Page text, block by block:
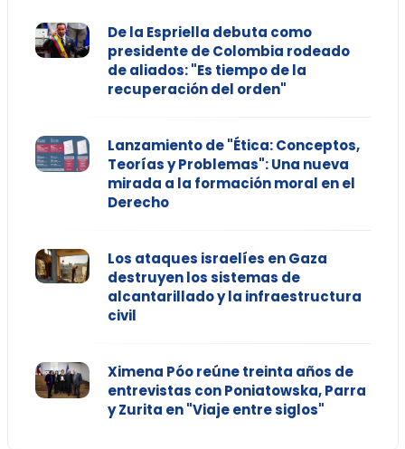
De la Espriella debuta como
presidente de Colombia rodeado
de aliados: "Es tiempo de la
recuperación del orden"
Lanzamiento de "Ética: Conceptos,
Teorías y Problemas": Una nueva
mirada a la formación moral en el
Derecho
Los ataques israelíes en Gaza
destruyen los sistemas de
alcantarillado y la infraestructura
civil
Ximena Póo reúne treinta años de
entrevistas con Poniatowska, Parra
y Zurita en "Viaje entre siglos"